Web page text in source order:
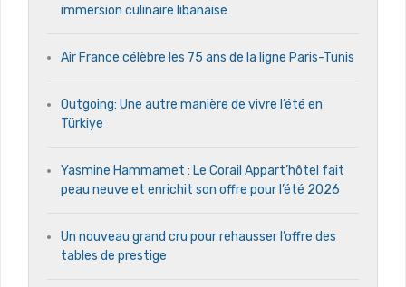
immersion culinaire libanaise
Air France célèbre les 75 ans de la ligne Paris-Tunis
Outgoing: Une autre manière de vivre l’été en
Türkiye
Yasmine Hammamet : Le Corail Appart’hôtel fait
peau neuve et enrichit son offre pour l’été 2026
Un nouveau grand cru pour rehausser l’offre des
tables de prestige